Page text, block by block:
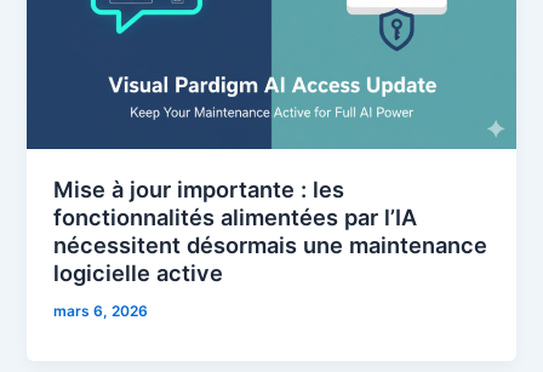
Mise à jour importante : les
fonctionnalités alimentées par l’IA
nécessitent désormais une maintenance
logicielle active
mars 6, 2026